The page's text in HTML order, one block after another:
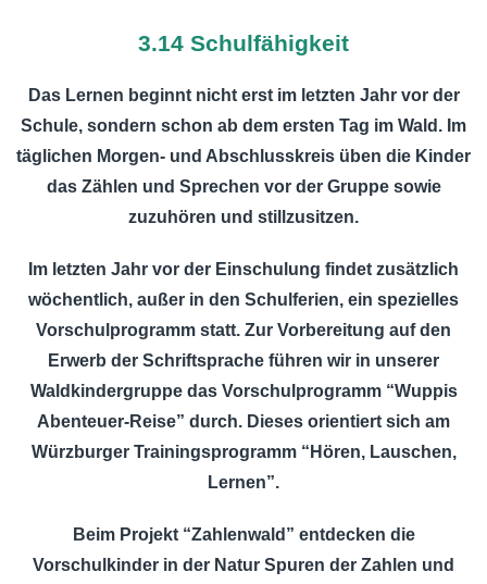
3.14 Schulfähigkeit
Das Lernen beginnt nicht erst im letzten Jahr vor der
Schule, sondern schon ab dem ersten Tag im Wald. Im
täglichen Morgen- und Abschlusskreis üben die Kinder
das Zählen und Sprechen vor der Gruppe sowie
zuzuhören und stillzusitzen.
Im letzten Jahr vor der Einschulung findet zusätzlich
wöchentlich, außer in den Schulferien, ein spezielles
Vorschulprogramm statt. Zur Vorbereitung auf den
Erwerb der Schriftsprache führen wir in unserer
Waldkindergruppe das Vorschulprogramm “Wuppis
Abenteuer-Reise” durch. Dieses orientiert sich am
Würzburger Trainingsprogramm “Hören, Lauschen,
Lernen”.
Beim Projekt “Zahlenwald” entdecken die
Vorschulkinder in der Natur Spuren der Zahlen und